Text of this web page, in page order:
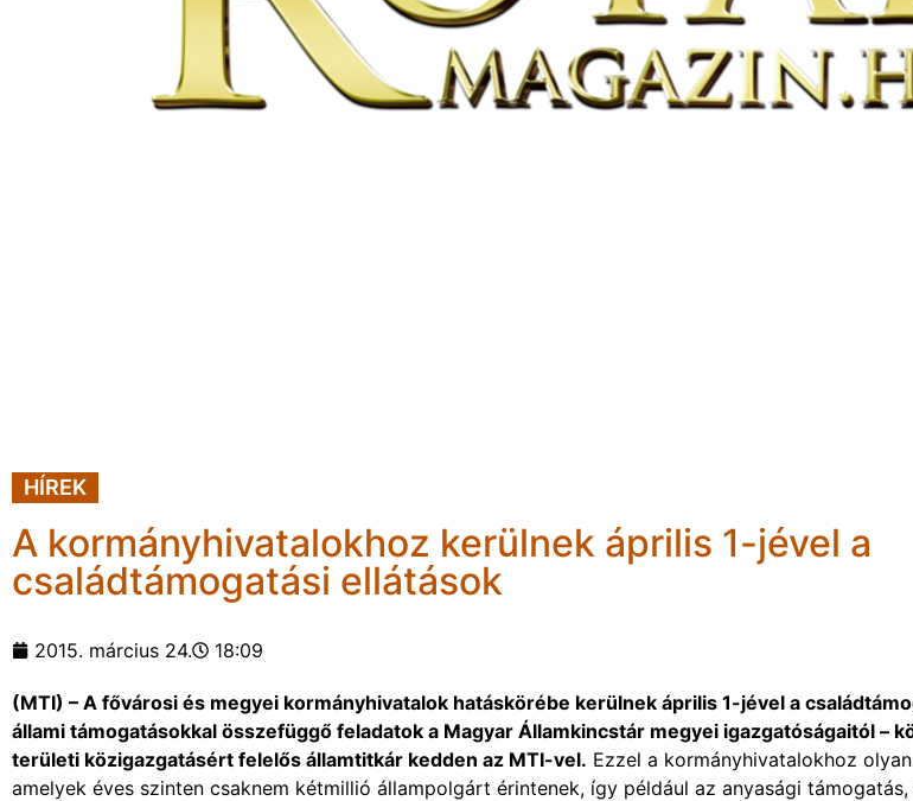
HÍREK
A kormányhivatalokhoz kerülnek április 1-jével a
családtámogatási ellátások
2015. március 24. 18:09
(MTI) – A fővárosi és megyei kormányhivatalok hatáskörébe kerülnek április 1-jével a
állami támogatásokkal összefüggő feladatok a Magyar Államkincstár megyei igazgatóságaitól –
területi közigazgatásért felelős államtitkár kedden az MTI-vel. Ezzel a kormányhivatalokhoz
amelyek éves szinten csaknem kétmillió állampolgárt érintenek, így például az anyasági